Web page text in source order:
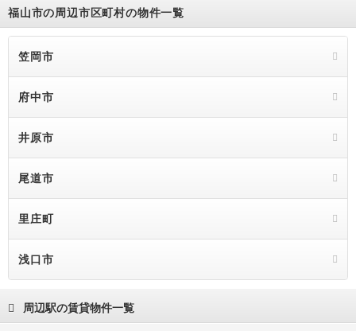
福山市の周辺市区町村の物件一覧
笠岡市
府中市
井原市
尾道市
里庄町
浅口市
周辺駅の賃貸物件一覧